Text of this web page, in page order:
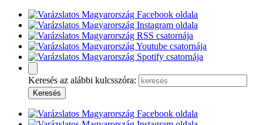
Keresés az alábbi kulcsszóra: